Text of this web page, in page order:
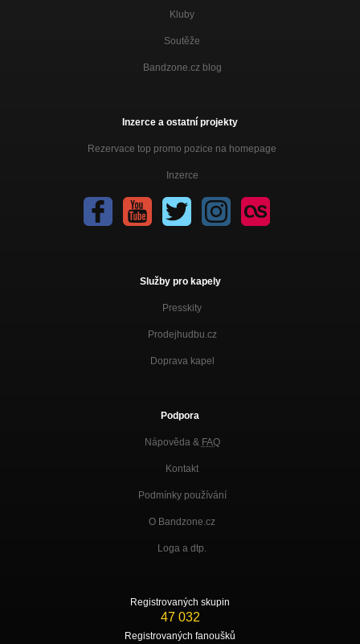
Kluby
Soutěže
Bandzone.cz blog
Inzerce a ostatní projekty
Rezervace top promo pozice na homepage
Inzerce
Služby pro kapely
Presskity
Prodejhudbu.cz
Doprava kapel
Podpora
Nápověda & FAQ
Kontakt
Podmínky používání
O Bandzone.cz
Loga a dtp.
Registrovaných skupin
47 032
Registrovaných fanoušků